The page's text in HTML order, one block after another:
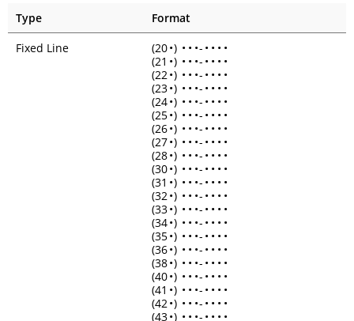
Type
Format
Fixed Line
(20•) • • •- • • • •
(21 •) • • •- • • • •
(22•) • • •- • • • •
(23•) • • •- • • • •
(24•) • • •- • • • •
(25•) • • •- • • • •
(26•) • • •- • • • •
(27•) • • •- • • • •
(28•) • • •- • • • •
(30•) • • •- • • • •
(31 •) • • •- • • • •
(32•) • • •- • • • •
(33•) • • •- • • • •
(34•) • • •- • • • •
(35•) • • •- • • • •
(36•) • • •- • • • •
(38•) • • •- • • • •
(40•) • • •- • • • •
(41 •) • • •- • • • •
(42•) • • •- • • • •
(43•) • • •- • • • •